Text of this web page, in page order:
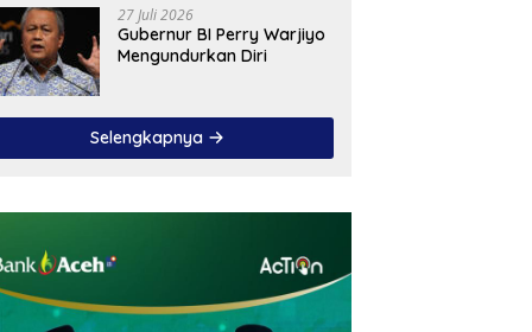
27 Juli 2026
Gubernur BI Perry Warjiyo
Mengundurkan Diri
Selengkapnya